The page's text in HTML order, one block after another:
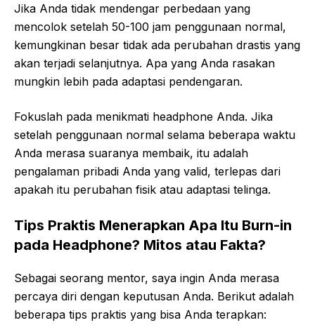
Jika Anda tidak mendengar perbedaan yang
mencolok setelah 50-100 jam penggunaan normal,
kemungkinan besar tidak ada perubahan drastis yang
akan terjadi selanjutnya. Apa yang Anda rasakan
mungkin lebih pada adaptasi pendengaran.
Fokuslah pada menikmati headphone Anda. Jika
setelah penggunaan normal selama beberapa waktu
Anda merasa suaranya membaik, itu adalah
pengalaman pribadi Anda yang valid, terlepas dari
apakah itu perubahan fisik atau adaptasi telinga.
Tips Praktis Menerapkan Apa Itu Burn-in
pada Headphone? Mitos atau Fakta?
Sebagai seorang mentor, saya ingin Anda merasa
percaya diri dengan keputusan Anda. Berikut adalah
beberapa tips praktis yang bisa Anda terapkan: